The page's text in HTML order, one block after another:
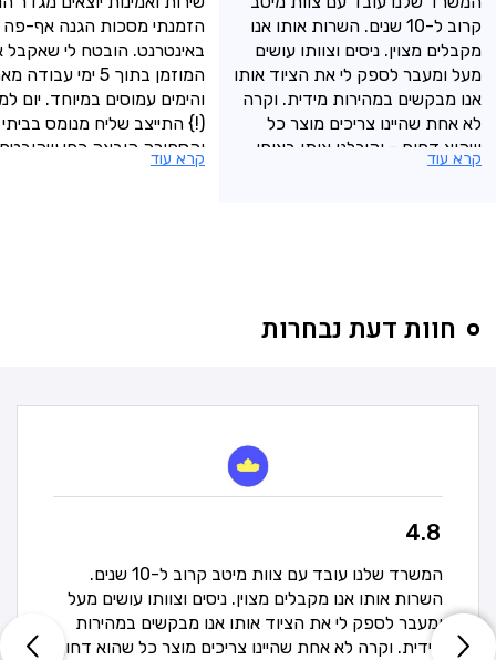
קרוב ל-10 שנים. השרות אותו אנו
מקבלים מצוין. ניסים וצוותו עושים
מעל ומעבר לספק לי את הציוד אותו
אנו מבקשים במהירות מידית. וקרה
לא אחת שהיינו צריכים מוצר כל
שהוא דחוף – וקיבלנו אותו באופן
מידי. המגוון והמבחר
קרא עוד
הזמנתי מסכות הגנה אף-פה
באינטרנט. הובטח לי שאקבל
המוזמן בתוך 5 ימי
והימים עמוסים במיוחד. יום
(!} התייצב שליח מנומס בביתי
והסחורה הובאה כפי
בצירוף חשבונית, כשהיא
קרא עוד
חוות דעת נבחרות
4.8
המשרד שלנו עובד עם צוות מיטב קרוב ל-10 שנים.
השרות אותו אנו מקבלים מצוין. ניסים וצוותו עושים מעל
ומעבר לספק לי את הציוד אותו אנו מבקשים במהירות
מידית. וקרה לא אחת שהיינו צריכים מוצר כל שהוא דחוף